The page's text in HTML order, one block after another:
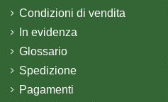
Condizioni di vendita
In evidenza
Glossario
Spedizione
Pagamenti